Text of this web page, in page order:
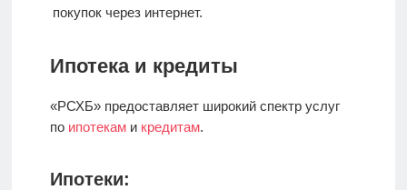
покупок через интернет.
Ипотека и кредиты
«РСХБ» предоставляет широкий спектр услуг
по ипотеками кредитам.
Ипотеки: